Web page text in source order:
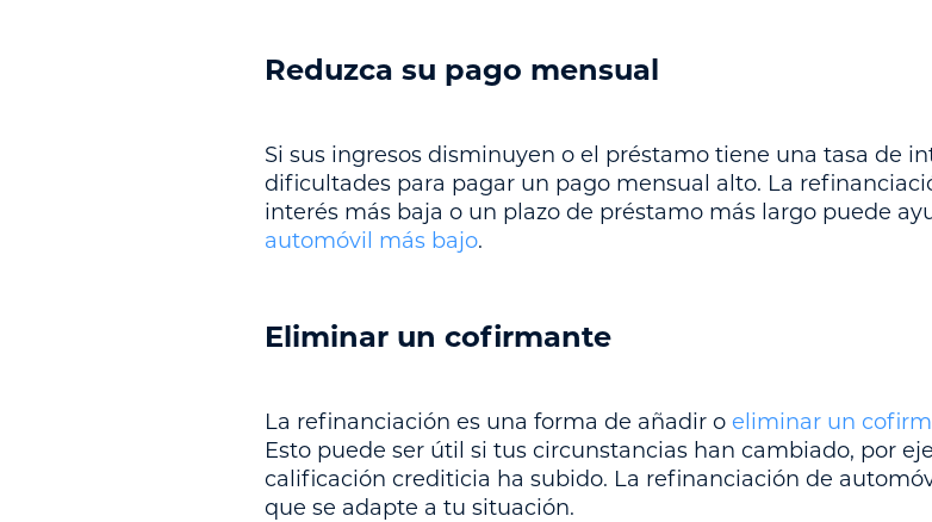
Reduzca su pago mensual
Si sus ingresos disminuyen o el préstamo tiene una tasa de
dificultades para pagar un pago mensual alto. La
interés más baja o un plazo de préstamo más largo puede
automóvil más bajo.
Eliminar un cofirmante
La refinanciación es una forma de añadir o eliminar un
Esto puede ser útil si tus circunstancias han cambiado, por
calificación crediticia ha subido. La refinanciación de
que se adapte a tu situación.